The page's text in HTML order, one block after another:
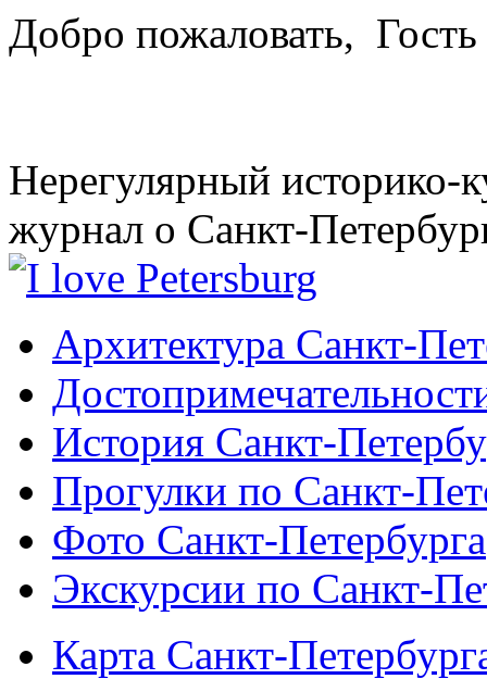
Добро пожаловать, Гость
Нерегулярный историко-
журнал о Санкт-
Архитектура Санкт-
История Санкт-
Прогулки по Санкт-
Фото Санкт-Петербурга
Экскурсии по Санкт-
Карта Санкт-